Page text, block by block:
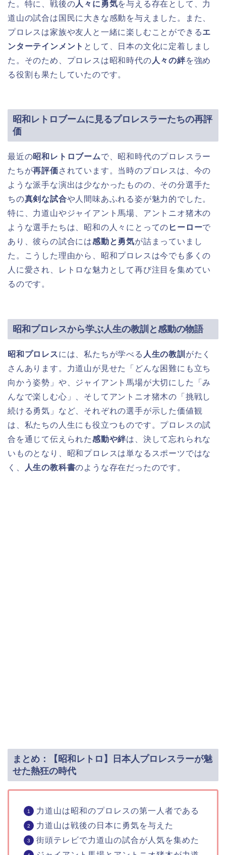
た。特に、戦後の人々に勇気を与える存在として、力
道山の試合は国民に大きな感動を与えました。また、
プロレスは家族や友人と一緒に楽しむことができるエ
ンターテインメント として、日本の文化に定着しまし
た。そのため、プロレスは昭和時代の 人々の絆を強め
る役割も果たしていたのです。
昭和レトロブームに見るプロレスラーたちの再評
価
最近の昭和レトロブームで、昭和時代のプロレスラー
たちが再評価されています。当時のプロレスは、今の
ような派手な演出は少なかったものの、その分選手た
ちの真剣な試合や人間味あふれる姿が魅力的でした。
特に、力道山やジャイアント馬場、アントニオ猪木の
ような選手たちは、昭和の人々にとっての ヒーローで
あり、彼らの試合には感動と勇気が詰まっていまし
た。こうした理由から、昭和プロレスは今でも多くの
人に愛され、レトロな魅力として再び注目を集めてい
るのです。
昭和プロレスから学ぶ人生の教訓と感動の物語
昭和プロレスには、私たちが学べる 人生の教訓 がたく
さんあります。力道山が見せた「どんな困難にも立ち
向かう姿勢」や、ジャイアント馬場が大切にした「み
んなで楽しむ心」、そしてアントニオ猪木の「挑戦し
続ける勇気」など、それぞれの選手が示した価値観
は、私たちの人生にも役立つものです。プロレスの試
合を通じて伝えられた感動や絆は、決して忘れられな
いものとなり、昭和プロレスは単なるスポーツではな
く、
人生の教科書のような存在だったのです。
まとめ：【昭和レトロ】日本人プロレスラーが魅
せた熱狂の時代
力道山は昭和のプロレスの第一人者である
力道山は戦後の日本に勇気を与えた
街頭テレビで力道山の試合が人気を集めた